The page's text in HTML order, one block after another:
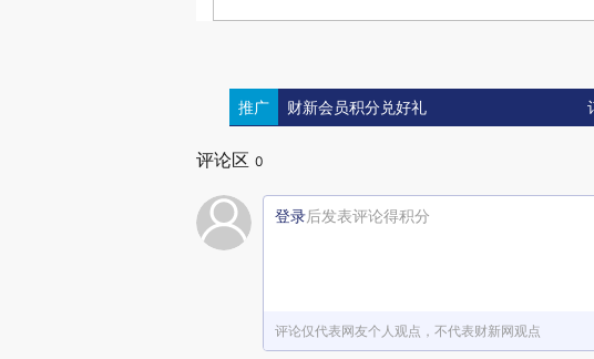
推广 财新会员积分兑好礼
评论区 0
登录后发表评论得积分
评论仅代表网友个人观点，不代表财新网观点